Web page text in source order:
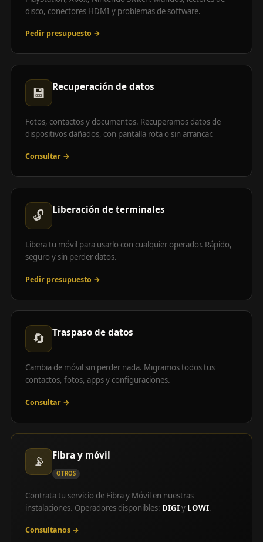
disco, conectores HDMI y problemas de software.
Pedir presupuesto →
💾 Recuperación de datos
Fotos, contactos y documentos. Recuperamos datos de
dispositivos dañados, con pantalla rota o sin arrancar.
Consultar →
🔓 Liberación de terminales
Libera tu móvil para usarlo con cualquier operador. Rápido,
seguro y sin perder datos.
Pedir presupuesto →
🔄 Traspaso de datos
Cambia de móvil sin perder nada. Migramos todos tus
contactos, fotos, apps y configuraciones.
Consultar →
📡 Fibra y móvil
OTROS
Contrata tu servicio de Fibra y Móvil en nuestras
instalaciones. Operadores disponibles: DIGIy LOWI.
Consultanos →